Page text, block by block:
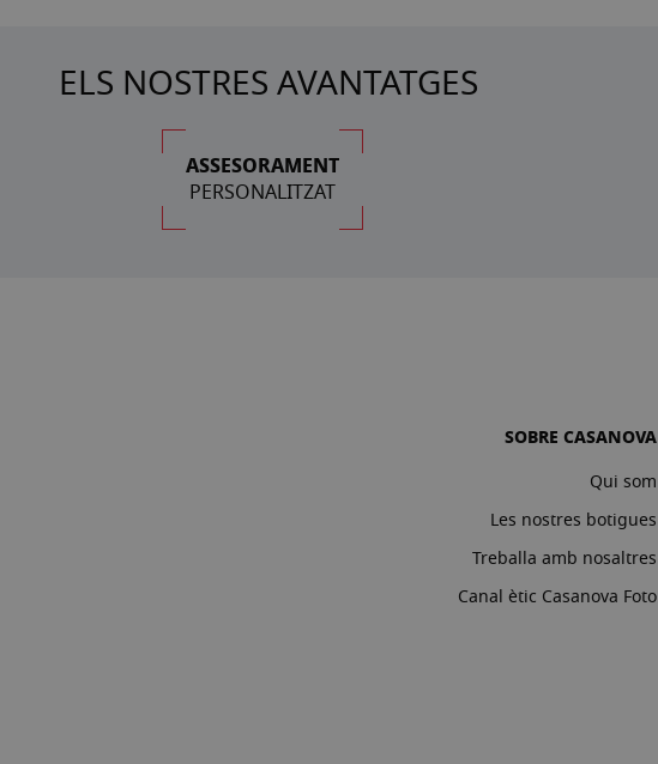
ELS NOSTRES AVANTATGES
ASSESORAMENT
PERSONALITZAT
SOBRE CASANOVA
Qui som
Les nostres botigues
Treballa amb nosaltres
Canal ètic Casanova Foto